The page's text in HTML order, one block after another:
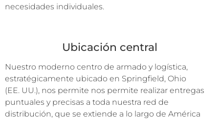
necesidades individuales.
Ubicación central
Nuestro moderno centro de armado y logística,
estratégicamente ubicado en Springfield, Ohio
(EE. UU.), nos permite nos permite realizar entregas
puntuales y precisas a toda nuestra red de
distribución, que se extiende a lo largo de América